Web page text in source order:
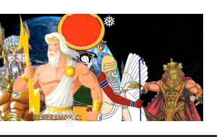
❅ ❅
❅